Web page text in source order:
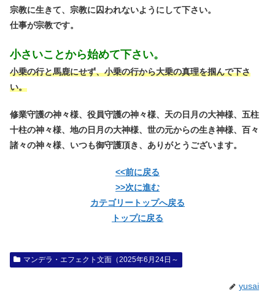
宗教に生きて、宗教に囚われないようにして下さい。
仕事が宗教です。
小さいことから始めて下さい。
小乗の行と馬鹿にせず、小乗の行から大乗の真理を掴んで下さ
い。
修業守護の神々様、役員守護の神々様、天の日月の大神様、五柱
十柱の神々様、地の日月の大神様、世の元からの生き神様、百々
諸々の神々様、いつも御守護頂き、ありがとうございます。
<<前に戻る
>>次に進む
カテゴリートップへ戻る
トップに戻る
マンデラ・エフェクト文面（2025年6月24日～
yusai